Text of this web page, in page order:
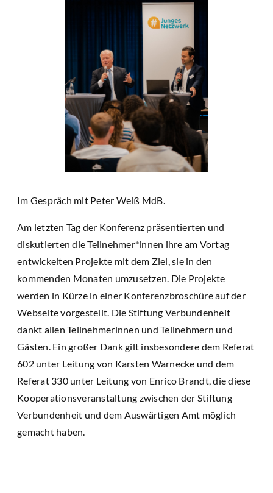
Im Gespräch mit Peter Weiß MdB.
Am letzten Tag der Konferenz präsentierten und
diskutierten die Teilnehmer*innen ihre am Vortag
entwickelten Projekte mit dem Ziel, sie in den
kommenden Monaten umzusetzen. Die Projekte
werden in Kürze in einer Konferenzbroschüre auf der
Webseite vorgestellt. Die Stiftung Verbundenheit
dankt allen Teilnehmerinnen und Teilnehmern und
Gästen. Ein großer Dank gilt insbesondere dem Referat
602 unter Leitung von Karsten Warnecke und dem
Referat 330 unter Leitung von Enrico Brandt, die diese
Kooperationsveranstaltung zwischen der Stiftung
Verbundenheit und dem Auswärtigen Amt möglich
gemacht haben.